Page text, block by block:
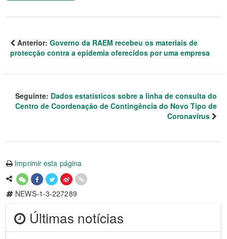
Anterior: Governo da RAEM recebeu os materiais de
protecção contra a epidemia oferecidos por uma empresa
Seguinte: Dados estatísticos sobre a linha de consulta do
Centro de Coordenação de Contingência do Novo Tipo de
Coronavírus
Imprimir esta página
NEWS-1-3-227289
Últimas notícias